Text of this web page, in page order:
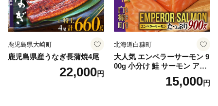
鹿児島県大崎町
鹿児島県産うなぎ長蒲焼4尾
22,000円
北海道白糠町
大人気 エンペラーサーモン 9
00g 小分け 鮭 サーモン アト
ランティックサーモン 水産
庁長官賞 受賞 さけ シャケ し
15,000円